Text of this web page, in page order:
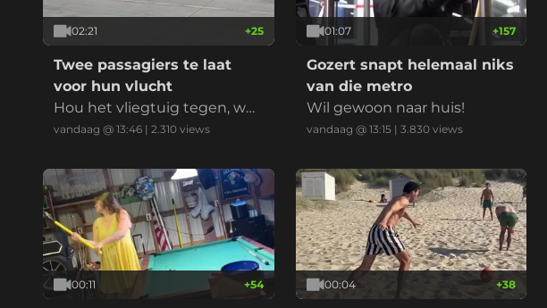
02:21 +25
Twee passagiers te laat
voor hun vlucht
Hou het vliegtuig tegen, we
zijn er! Joeehoeeeee!
vandaag @ 13:46 | 2.310 views
01:07 +157
Gozert snapt helemaal niks
van die metro
Wil gewoon naar huis!
vandaag @ 13:15| 3.830views
00:11 +54 00:04 +38